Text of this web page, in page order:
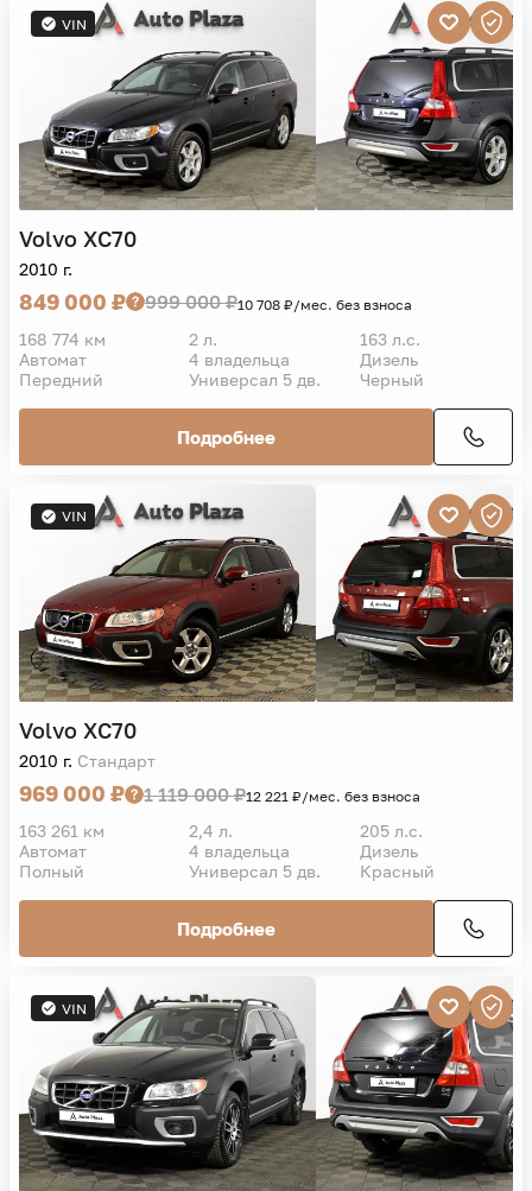
VIN
Volvo XC70
2010 г.
849 000 ₽ 999 000 ₽10 708 ₽/мес. без взноса
168 774 км 2 л.
163 л.с.
Автомат
4 владельца
Дизель
Передний
Универсал 5 дв. Черный
Подробнее
VIN
Volvo XC70
2010 г. Стандарт
969 000 ₽ 1 119 000 ₽12 221 ₽/мес. без взноса
163 261 км 2,4 л.
205 л.с.
Автомат
4 владельца
Дизель
Полный
Универсал 5 дв. Красный
Подробнее
VIN